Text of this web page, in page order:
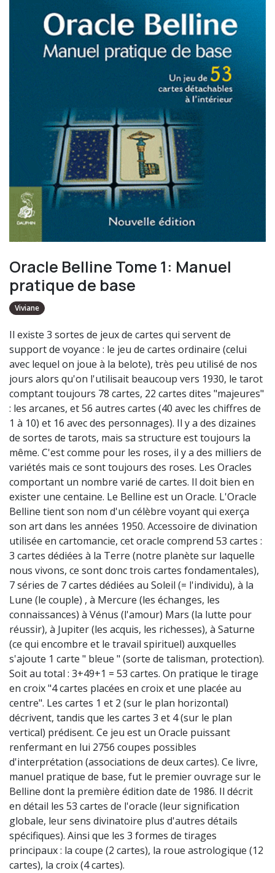
Oracle Belline Tome 1: Manuel
pratique de base
Viviane
Il existe 3 sortes de jeux de cartes qui servent de
support de voyance : le jeu de cartes ordinaire (celui
avec lequel on joue à la belote), très peu utilisé de nos
jours alors qu'on l'utilisait beaucoup vers 1930, le tarot
comptant toujours 78 cartes, 22 cartes dites "majeures"
: les arcanes, et 56 autres cartes (40 avec les chiffres de
1 à 10) et 16 avec des personnages). Il y a des dizaines
de sortes de tarots, mais sa structure est toujours la
même. C'est comme pour les roses, il y a des milliers de
variétés mais ce sont toujours des roses. Les Oracles
comportant un nombre varié de cartes. Il doit bien en
exister une centaine. Le Belline est un Oracle. L'Oracle
Belline tient son nom d'un célèbre voyant qui exerça
son art dans les années 1950. Accessoire de divination
utilisée en cartomancie, cet oracle comprend 53 cartes :
3 cartes dédiées à la Terre (notre planète sur laquelle
nous vivons, ce sont donc trois cartes fondamentales),
7 séries de 7 cartes dédiées au Soleil (= l'individu), à la
Lune (le couple) , à Mercure (les échanges, les
connaissances) à Vénus (l'amour) Mars (la lutte pour
réussir), à Jupiter (les acquis, les richesses), à Saturne
(ce qui encombre et le travail spirituel) auxquelles
s'ajoute 1 carte " bleue " (sorte de talisman, protection).
Soit au total : 3+49+1 = 53 cartes. On pratique le tirage
en croix "4 cartes placées en croix et une placée au
centre". Les cartes 1 et 2 (sur le plan horizontal)
décrivent, tandis que les cartes 3 et 4 (sur le plan
vertical) prédisent. Ce jeu est un Oracle puissant
renfermant en lui 2756 coupes possibles
d'interprétation (associations de deux cartes). Ce livre,
manuel pratique de base, fut le premier ouvrage sur le
Belline dont la première édition date de 1986. Il décrit
en détail les 53 cartes de l'oracle (leur signification
globale, leur sens divinatoire plus d'autres détails
spécifiques). Ainsi que les 3 formes de tirages
principaux : la coupe (2 cartes), la roue astrologique (12
cartes), la croix (4 cartes).